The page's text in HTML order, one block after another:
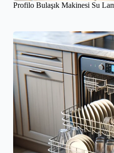
Profilo Bulaşık Makinesi Su